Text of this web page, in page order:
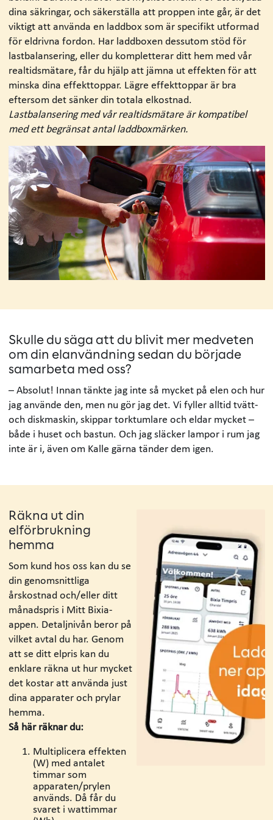
dina säkringar, och säkerställa att proppen inte går, är det
viktigt att använda en laddbox som är specifikt utformad
för eldrivna fordon. Har laddboxen dessutom stöd för
lastbalansering, eller du kompletterar ditt hem med vår
realtidsmätare, får du hjälp att jämna ut effekten för att
minska dina effekttoppar. Lägre effekttoppar är bra
eftersom det sänker din totala elkostnad.
Lastbalansering med vår realtidsmätare är kompatibel
med ett begränsat antal laddboxmärken.
Skulle du säga att du blivit mer medveten
om din elanvändning sedan du började
samarbeta med oss?
– Absolut! Innan tänkte jag inte så mycket på elen och hur
jag använde den, men nu gör jag det. Vi fyller alltid tvätt-
och diskmaskin, skippar torktumlare och eldar mycket –
både i huset och bastun. Och jag släcker lampor i rum jag
inte är i, även om Kalle gärna tänder dem igen.
Räkna ut din
elförbrukning
hemma
Som kund hos oss kan du se
din genomsnittliga
årskostnad och/eller ditt
månadspris i Mitt Bixia-
appen. Detaljnivån beror på
vilket avtal du har. Genom
att se ditt elpris kan du
enklare räkna ut hur mycket
det kostar att använda just
dina apparater och prylar
hemma.
Så här räknar du:
Multiplicera effekten
(W) med antalet
timmar som
apparaten/prylen
används. Då får du
svaret i wattimmar